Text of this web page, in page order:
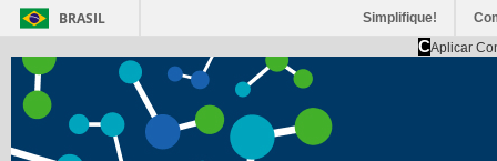
BRASIL Simplifique!
CAplicar